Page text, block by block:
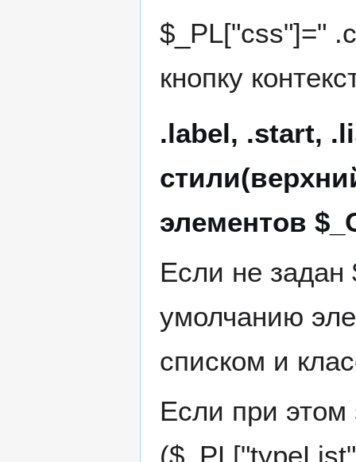
$_PL["css"]="
кнопку
.label, .start,
элементов
Если не задан
умолчанию
списком и
Если при этом